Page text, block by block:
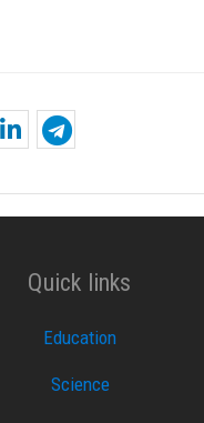
Quick links
Education
Science